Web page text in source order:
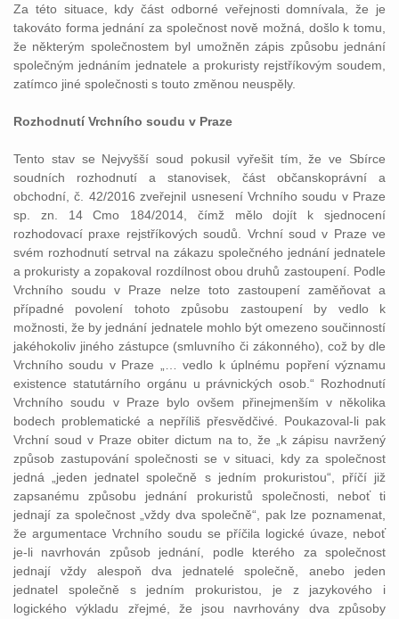
Za této situace, kdy část odborné veřejnosti domnívala, že je
takováto forma jednání za společnost nově možná, došlo k tomu,
že některým společnostem byl umožněn zápis způsobu jednání
společným jednáním jednatele a prokuristy rejstříkovým soudem,
zatímco jiné společnosti s touto změnou neuspěly.
Rozhodnutí Vrchního soudu v Praze
Tento stav se Nejvyšší soud pokusil vyřešit tím, že ve Sbírce
soudních rozhodnutí a stanovisek, část občanskoprávní a
obchodní, č. 42/2016 zveřejnil usnesení Vrchního soudu v Praze
sp. zn. 14 Cmo 184/2014, čímž mělo dojít k sjednocení
rozhodovací praxe rejstříkových soudů. Vrchní soud v Praze ve
svém rozhodnutí setrval na zákazu společného jednání jednatele
a prokuristy a zopakoval rozdílnost obou druhů zastoupení. Podle
Vrchního soudu v Praze nelze toto zastoupení zaměňovat a
případné povolení tohoto způsobu zastoupení by vedlo k
možnosti, že by jednání jednatele mohlo být omezeno součinností
jakéhokoliv jiného zástupce (smluvního či zákonného), což by dle
Vrchního soudu v Praze „… vedlo k úplnému popření významu
existence statutárního orgánu u právnických osob.“ Rozhodnutí
Vrchního soudu v Praze bylo ovšem přinejmenším v několika
bodech problematické a nepříliš přesvědčivé. Poukazoval-li pak
Vrchní soud v Praze obiter dictum na to, že „k zápisu navržený
způsob zastupování společnosti se v situaci, kdy za společnost
jedná „jeden jednatel společně s jedním prokuristou“, příčí již
zapsanému způsobu jednání prokuristů společnosti, neboť ti
jednají za společnost „vždy dva společně“, pak lze poznamenat,
že argumentace Vrchního soudu se příčila logické úvaze, neboť
je-li navrhován způsob jednání, podle kterého za společnost
jednají vždy alespoň dva jednatelé společně, anebo jeden
jednatel společně s jedním prokuristou, je z jazykového i
logického výkladu zřejmé, že jsou navrhovány dva způsoby